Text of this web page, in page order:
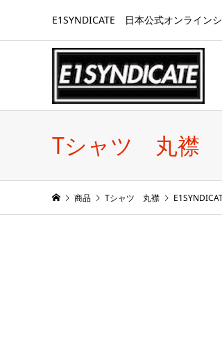
E1SYNDICATE 日本公式オンライン
Tシャツ 丸襟
商品 Tシャツ 丸襟